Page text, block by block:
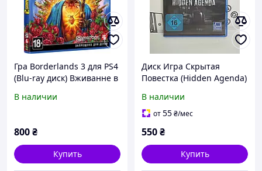
Гра Borderlands 3 для PS4
(Blu-ray диск) Вживанне в
В наличии
800₴
Купить
Диск Игра Скрытая
Повестка (Hidden Agenda)
В наличии
от55₴/мес
550₴
Купить